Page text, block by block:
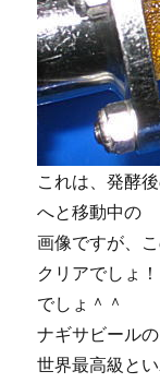
これは、発酵
へと移動中の
画像ですが、こ
クリアでしょ
でしょ＾＾
ナギサビール
世界最高級と